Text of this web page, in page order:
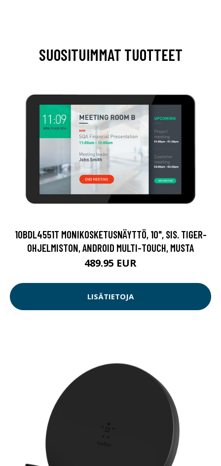
SUOSITUIMMAT TUOTTEET
10BDL4551T MONIKOSKETUSNÄYTTÖ, 10", SIS. TIGER-
OHJELMISTON, ANDROID MULTI-TOUCH, MUSTA
489.95 EUR
LISÄTIETOJA